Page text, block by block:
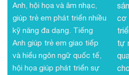
Anh, hội họa và âm nhạc,
giúp trẻ em phát triển nhiều
kỹ năng đa dạng. Tiếng
Anh giúp trẻ em giao tiếp
và hiểu ngôn ngữ quốc tế,
hội họa giúp phát triển sự
cơ
tự